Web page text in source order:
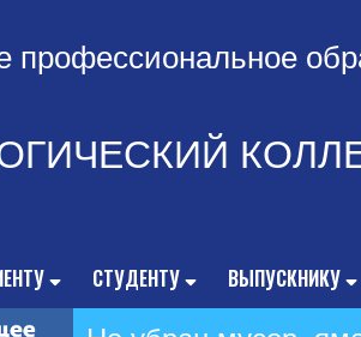
профессиональное
СТУДЕНТУ ВЫПУСКНИКУ